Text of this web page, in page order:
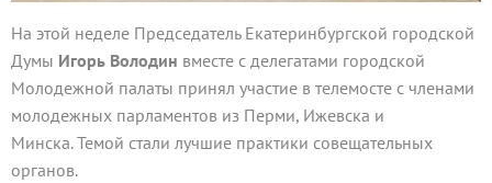
На этой неделе Председатель Екатеринбургской городской
Думы Игорь Володин вместе с делегатами городской
Молодежной палаты принял участие в телемосте с членами
молодежных парламентов из Перми, Ижевска и
Минска. Темой стали лучшие практики совещательных
органов.